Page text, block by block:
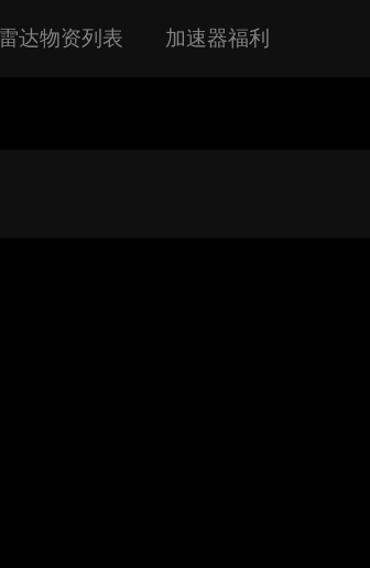
达物资列表 加速器福利